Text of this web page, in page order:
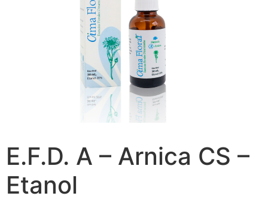
E.F.D. A – Arnica CS –
Etanol